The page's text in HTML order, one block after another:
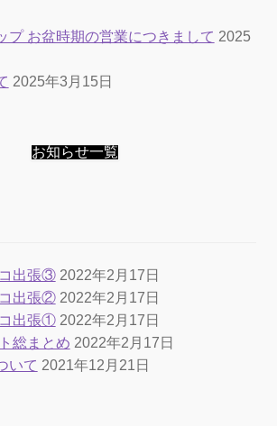
プ お盆時期の営業につきまして 2025
2025年3月15日
お知らせ一覧
出張③2022年2月17日
出張②2022年2月17日
出張①2022年2月17日
総まとめ 2022年2月17日
いて 2021年12月21日